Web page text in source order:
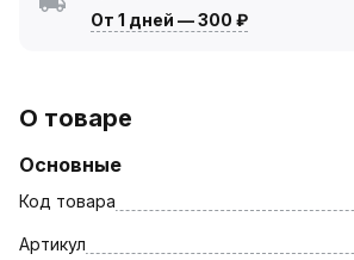
От 1 дней —300 ₽
О товаре
Основные
Код товара
Артикул